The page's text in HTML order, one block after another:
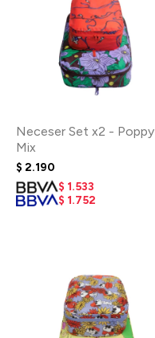
Neceser Set x2 - Poppy
Mix
$ 2.190
$ 1.533
$ 1.752